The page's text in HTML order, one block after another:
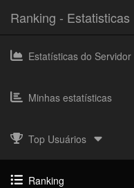
Ranking - Estatisticas
Estatísticas do Servidor
Minhas estatísticas
Top Usuários
Ranking